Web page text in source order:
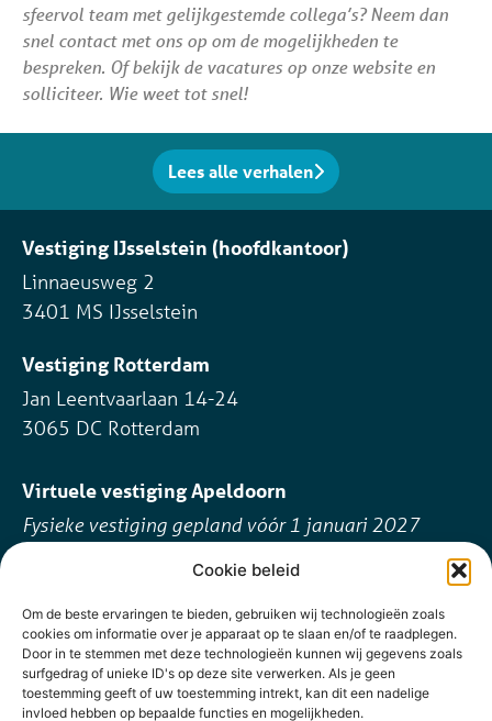
Cookie beleid
Om de beste ervaringen te bieden, gebruiken wij technologieën zoals
cookies om informatie over je apparaat op te slaan en/of te raadplegen.
Door in te stemmen met deze technologieën kunnen wij gegevens zoals
surfgedrag of unieke ID's op deze site verwerken. Als je geen
toestemming geeft of uw toestemming intrekt, kan dit een nadelige
invloed hebben op bepaalde functies en mogelijkheden.
sfeervol team met gelijkgestemde collega’s? Neem dan
snel contact met ons op om de mogelijkheden te
bespreken. Of bekijk de vacatures op onze website en
solliciteer. Wie weet tot snel!
Lees alle verhalen
Vestiging IJsselstein (hoofdkantoor)
Linnaeusweg 2
3401 MS IJsselstein
Vestiging Rotterdam
Jan Leentvaarlaan 14-24
3065 DC Rotterdam
Virtuele vestiging Apeldoorn
Fysieke vestiging gepland vóór 1 januari 2027
088 88 20 200
info@tbn.nl
Volg ons online